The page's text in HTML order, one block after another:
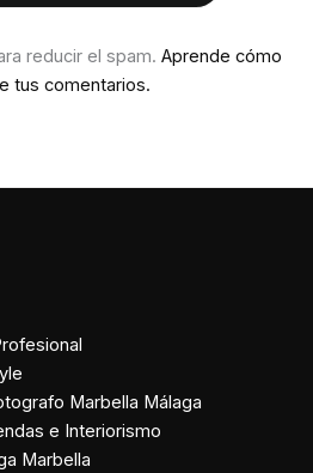
reducir el spam. Aprende cómo
tus comentarios.
Marbella Málaga
e Interiorismo
Marbella